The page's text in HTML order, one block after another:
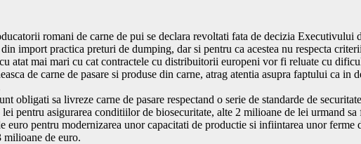
romani de carne de pui se declara revoltati fata de decizia
import practica preturi de dumping, dar si pentru ca acestea nu respecta
atat mai mari cu cat contractele cu distribuitorii europeni vor fi reluate cu
de carne de pasare si produse din carne, atrag atentia asupra faptului ca
obligati sa livreze carne de pasare respectand o serie de standarde de
pentru asigurarea conditiilor de biosecuritate, alte 2 milioane de lei urmand sa
pentru modernizarea unor capacitati de productie si infiintarea unor ferme
milioane de euro.